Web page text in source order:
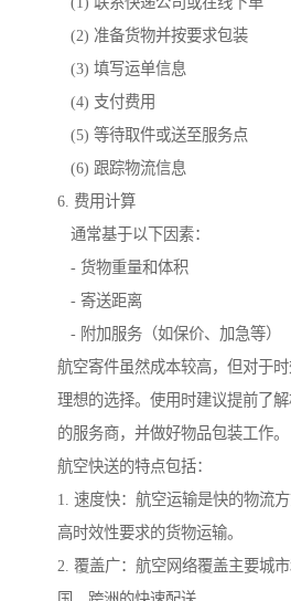
(2) 准备货物并按要求包装
(3) 填写运单信息
(4) 支付费用
(5) 等待取件或送至服务点
(6) 跟踪物流信息
6. 费用计算
通常基于以下因素：
- 货物重量和体积
- 寄送距离
- 附加服务（如保价、加急等）
航空寄件虽然成本较高，但对于
理想的选择。使用时建议提前了
的服务商，并做好物品包装工作。
航空快送的特点包括：
1. 速度快：航空运输是快的物流
高时效性要求的货物运输。
2. 覆盖广：航空网络覆盖主要城